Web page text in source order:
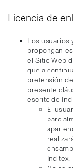
Licencia de
Los usuarios
propongan
el Sitio Web
que a
pretensión
presente
escrito de
El
Inditex.